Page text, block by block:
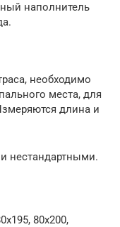
наполнитель
необходимо
места, для
длина и
нестандартными.
80х200,